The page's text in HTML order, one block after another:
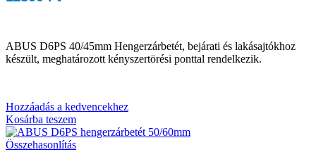
ABUS D6PS 40/45mm Hengerzárbetét, bejárati és lakásajtókhoz
készült, meghatározott kényszertörési ponttal rendelkezik.
Hozzáadás a kedvencekhez
Kosárba teszem
Összehasonlítás